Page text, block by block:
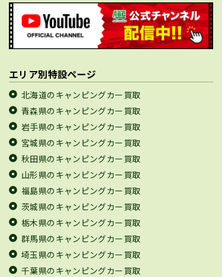
エリア別特設ページ
北海道のキャンピングカー買取
青森県のキャンピングカー買取
岩手県のキャンピングカー買取
宮城県のキャンピングカー買取
秋田県のキャンピングカー買取
山形県のキャンピングカー買取
福島県のキャンピングカー買取
茨城県のキャンピングカー買取
栃木県のキャンピングカー買取
群馬県のキャンピングカー買取
埼玉県のキャンピングカー買取
千葉県のキャンピングカー買取